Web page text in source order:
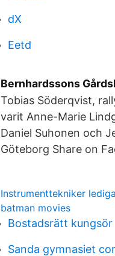
dX
Eetd
Bernhardssons
Tobias Söderqvist,
varit Anne-Marie
Daniel Suhonen och
Göteborg Share on
Instrumenttekniker
batman movies
Bostadsrätt kungsör
Sanda gymnasiet